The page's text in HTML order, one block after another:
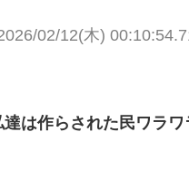
02/12(木)
は作らされた民ワラワ